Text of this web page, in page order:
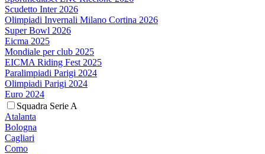
Scudetto Inter 2026
Olimpiadi Invernali Milano Cortina 2026
Super Bowl 2026
Eicma 2025
Mondiale per club 2025
EICMA Riding Fest 2025
Paralimpiadi Parigi 2024
Olimpiadi Parigi 2024
Euro 2024
Squadra Serie A
Atalanta
Bologna
Cagliari
Como